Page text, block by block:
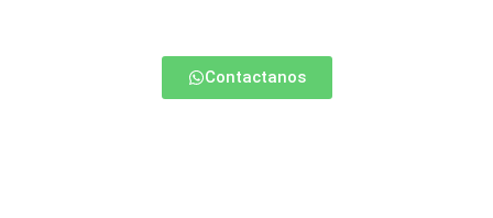
Contactanos